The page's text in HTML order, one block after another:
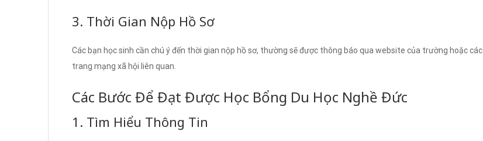
3. Thời Gian Nộp Hồ Sơ
Các bạn học sinh cần chú ý đến thời gian nộp hồ sơ, thường sẽ được thông báo qua website của trường hoặc các
trang mạng xã hội liên quan.
Các Bước Để Đạt Được Học Bổng Du Học Nghề Đức
1. Tìm Hiểu Thông Tin